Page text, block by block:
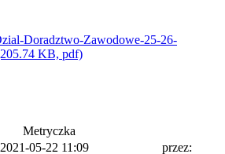
Doradztwo-Zawodowe-25-26-
KB, pdf)
Metryczka
2021-05-22 11:09
przez: